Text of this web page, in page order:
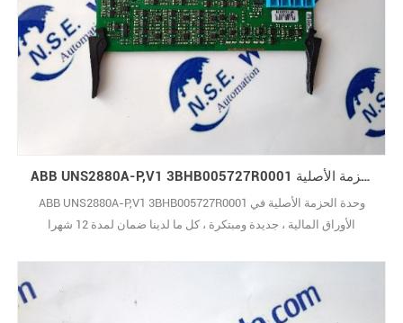
ABB UNS2880A-P,V1 3BHB005727R0001 وحدة الحزمة الأصلية
ABB UNS2880A-P,V1 3BHB005727R0001 وحدة الحزمة الأصلية في
الأوراق المالية ، جديدة ومبتكرة ، كل ما لدينا ضمان لمدة 12 شهرا